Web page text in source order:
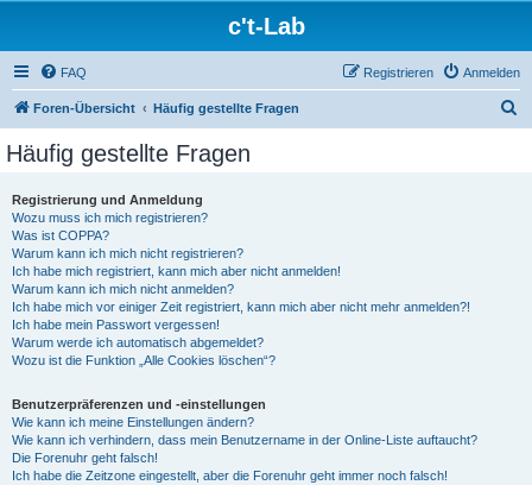
c't-Lab
FAQ Anmelden
Registrieren
Foren-Übersicht Häufig gestellte Fragen
Häufig gestellte Fragen
Registrierung und Anmeldung
Wozu muss ich mich registrieren?
Was ist COPPA?
Warum kann ich mich nicht registrieren?
Ich habe mich registriert, kann mich aber nicht anmelden!
Warum kann ich mich nicht anmelden?
Ich habe mich vor einiger Zeit registriert, kann mich aber nicht mehr anmelden?!
Ich habe mein Passwort vergessen!
Warum werde ich automatisch abgemeldet?
Wozu ist die Funktion „Alle Cookies löschen“?
Benutzerpräferenzen und -einstellungen
Wie kann ich meine Einstellungen ändern?
Wie kann ich verhindern, dass mein Benutzername in der Online-Liste auftaucht?
Die Forenuhr geht falsch!
Ich habe die Zeitzone eingestellt, aber die Forenuhr geht immer noch falsch!